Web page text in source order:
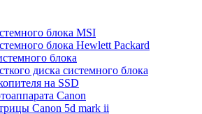
блока MSI
блока Hewlett Packard
блока
диска системного блока
на SSD
Canon
Canon 5d mark ii